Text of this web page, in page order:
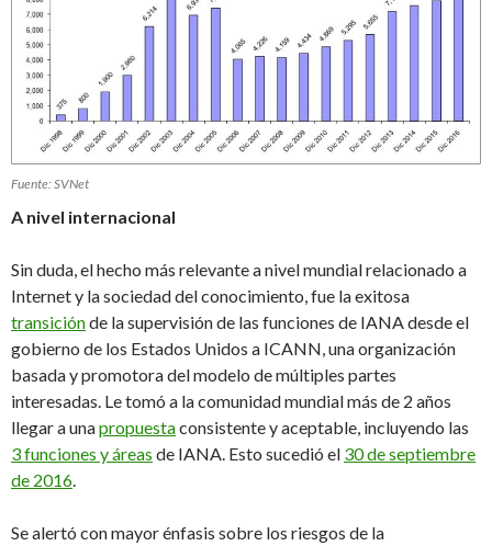
Fuente: SVNet
A nivel internacional
Sin duda, el hecho más relevante a nivel mundial relacionado a
Internet y la sociedad del conocimiento, fue la exitosa
transiciónde la supervisión de las funciones de IANA desde el
gobierno de los Estados Unidos a ICANN, una organización
basada y promotora del modelo de múltiples partes
interesadas. Le tomó a la comunidad mundial más de 2 años
llegar a unapropuestaconsistente y aceptable, incluyendo las
3 funciones y áreas de IANA. Esto sucedió el 30 de septiembre
de 2016
Se alertó con mayor énfasis sobre los riesgos de la